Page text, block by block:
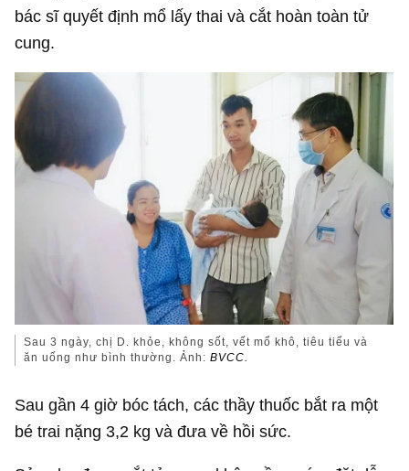
bác sĩ quyết định mổ lấy thai và cắt hoàn toàn tử
cung.
Sau 3 ngày, chị D. khỏe, không sốt, vết mổ khô, tiêu tiểu và
ăn uống như bình thường. Ảnh:BVCC.
Sau gần 4 giờ bóc tách, các thầy thuốc bắt ra một
bé trai nặng 3,2 kg và đưa về hồi sức.